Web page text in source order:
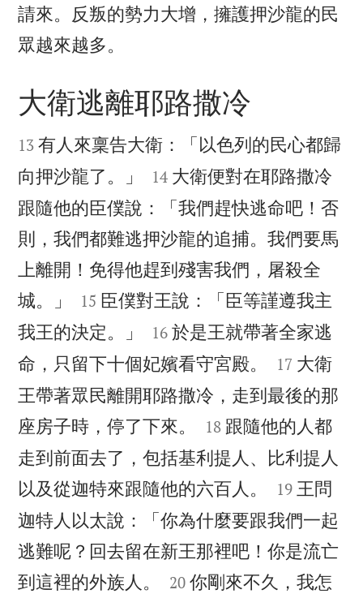
請來。反叛的勢力大增，擁護押沙龍的民
眾越來越多。

大衛逃離耶路撒冷

13 有人來稟告大衛：「以色列的民心都歸
向押沙龍了。」


14 大衛便對在耶路撒冷
跟隨他的臣僕說：「我們趕快逃命吧！否
則，我們都難逃押沙龍的追捕。我們要馬
上離開！免得他趕到殘害我們，屠殺全
城。」


15 臣僕對王說：「臣等謹遵我主
我王的決定。」


16 於是王就帶著全家逃
命，只留下十個妃嬪看守宮殿。


17 大衛
王帶著眾民離開耶路撒冷，走到最後的那
座房子時，停了下來。


18 跟隨他的人都
走到前面去了，包括基利提人、比利提人
以及從迦特來跟隨他的六百人。


19 王問
迦特人以太說：「你為什麼要跟我們一起
逃難呢？回去留在新王那裡吧！你是流亡
到這裡的外族人。


20 你剛來不久，我怎